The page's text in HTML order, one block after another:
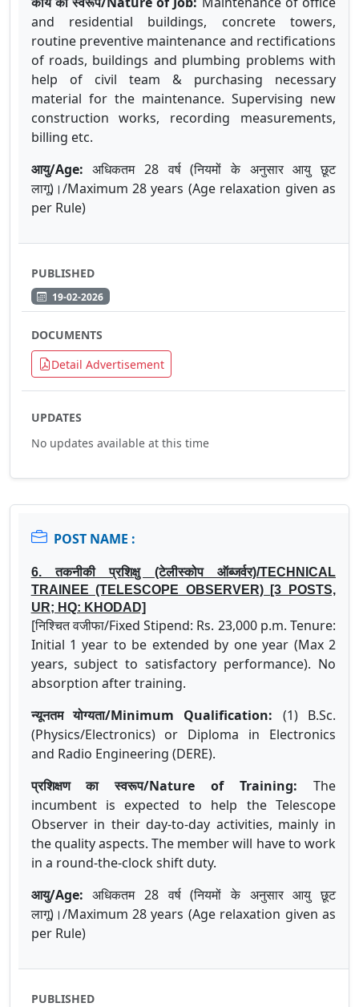
and residential buildings, concrete towers,
routine preventive maintenance and rectifications
of roads, buildings and plumbing problems with
help of civil team & purchasing necessary
material for the maintenance. Supervising new
construction works, recording measurements,
billing etc.
आयु/Age: अधिकतम28वर्ष(नियमों के अनुसार आयु छूट
लागू)।/Maximum 28 years (Age relaxation given as
per Rule)
PUBLISHED
19-02-2026
DOCUMENTS
Detail Advertisement
UPDATES
No updates available at this time
POST NAME :
6. तकनीकी प्रशिक्षु (टेलीस्कोप ऑब्जर्वर)/TECHNICAL
TRAINEE (TELESCOPE OBSERVER) [3 POSTS,
UR; HQ: KHODAD]
[निश्चित वजीफा/Fixed Stipend: Rs. 23,000 p.m. Tenure:
Initial 1 year to be extended by one year (Max 2
years, subject to satisfactory performance). No
absorption after training.
न्यूनतम योग्यता/Minimum Qualification: (1) B.Sc.
(Physics/Electronics) or Diploma in Electronics
and Radio Engineering (DERE).
प्रशिक्षण का स्वरूप/Nature of Training: The
incumbent is expected to help the Telescope
Observer in their day-to-day activities, mainly in
the quality aspects. The member will have to work
in a round-the-clock shift duty.
आयु/Age:अधिकतम28वर्ष(नियमों के अनुसार आयु छूट
लागू)।/Maximum 28 years (Age relaxation given as
per Rule)
PUBLISHED